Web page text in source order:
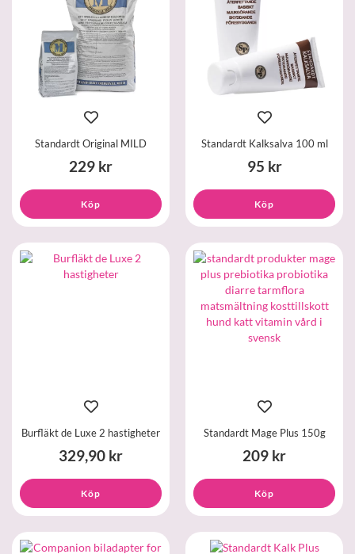
Standardt Original MILD
229 kr
Köp
Standardt Kalksalva 100 ml
95 kr
Köp
Burfläkt de Luxe 2 hastigheter
329,90 kr
Köp
Standardt Mage Plus 150g
209 kr
Köp